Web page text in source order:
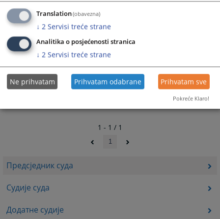
Предсједник суда
Судије суда
Додатне судије
1 - 1 / 1
1
Translation(obavezna)
↓ 2 Servisi treće strane
Analitika o posjećenosti stranica
↓ 2 Servisi treće strane
Ne prihvatam Prihvatam odabrane Prihvatam sve
Pokreće Klaro!